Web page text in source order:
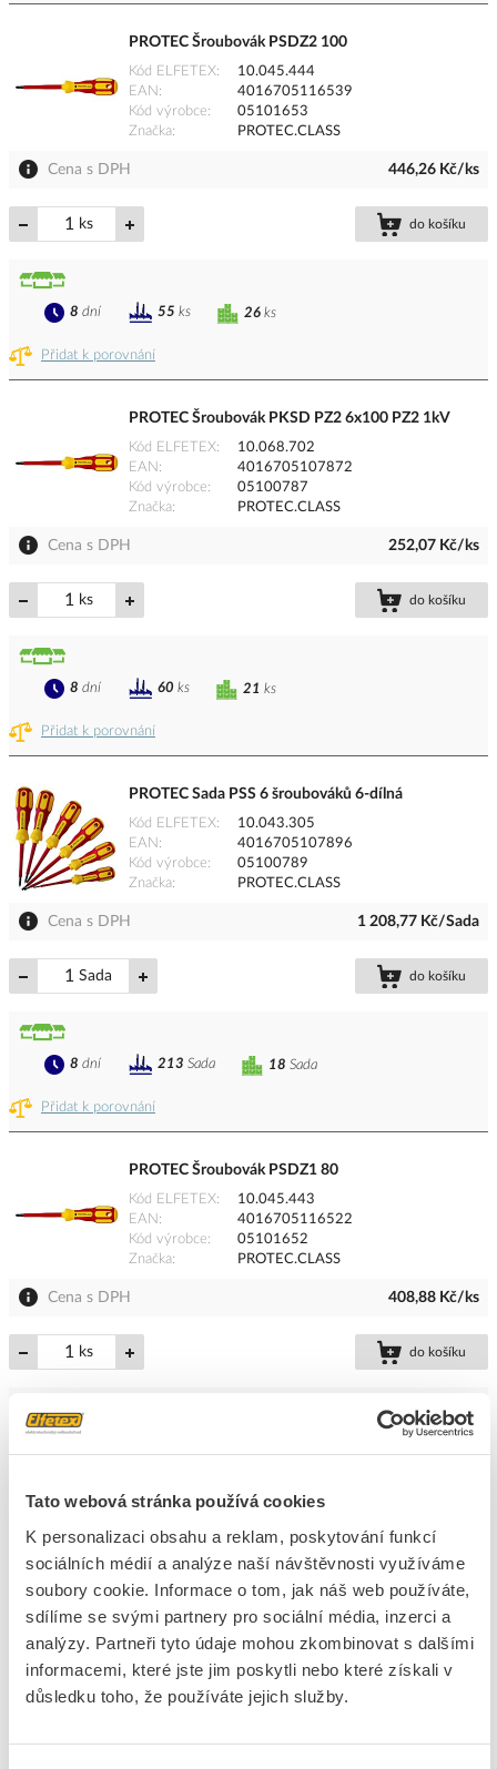
Tato webová stránka používá cookies
K personalizaci obsahu a reklam, poskytování funkcí
sociálních médií a analýze naší návštěvnosti využíváme
soubory cookie. Informace o tom, jak náš web používáte,
sdílíme se svými partnery pro sociální média, inzerci a
analýzy. Partneři tyto údaje mohou zkombinovat s dalšími
informacemi, které jste jim poskytli nebo které získali v
důsledku toho, že používáte jejich služby.
PROTEC Šroubovák PSDZ2 100
Kód ELFETEX
10.045.444
EAN
4016705116539
Kód výrobce
05101653
Značka
PROTEC.CLASS
Cena s DPH 446,26 Kč/ks
ks do košíku
Přidat k porovnání
26 ks
8 dní 55 ks
PROTEC Šroubovák PKSD PZ2 6x100 PZ2 1kV
Kód ELFETEX
10.068.702
EAN
4016705107872
Kód výrobce
05100787
Značka
PROTEC.CLASS
Cena s DPH 252,07 Kč/ks
ks do košíku
Přidat k porovnání
21 ks
8 dní 60 ks
PROTEC Sada PSS 6 šroubováků 6-dílná
Kód ELFETEX
10.043.305
EAN
4016705107896
Kód výrobce
05100789
Značka
PROTEC.CLASS
Cena s DPH 1 208,77 Kč/Sada
Sada do košíku
Přidat k porovnání
18 Sada
8 dní 213 Sada
PROTEC Šroubovák PSDZ1 80
Kód ELFETEX
10.045.443
EAN
4016705116522
Kód výrobce
05101652
Značka
PROTEC.CLASS
Cena s DPH 408,88 Kč/ks
ks do košíku
PROTEC Šroubovák PSSD 5,5 1KV
Kód ELFETEX
EAN
4016705107803
Kód výrobce
05100780
Značka
PROTEC.CLASS
Cena s DPH 237,18 Kč/ks